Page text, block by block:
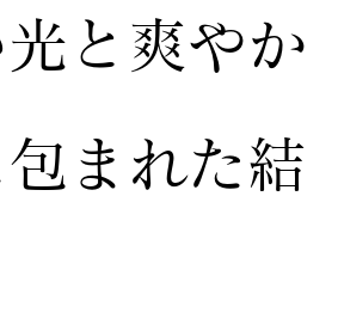
と爽やか
まれた結